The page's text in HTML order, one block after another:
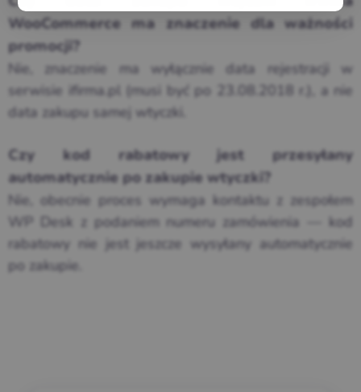
WooCommerce ma znaczenie dla ważności
promocji?
Nie, znaczenie ma wyłącznie data rejestracji w
serwisie ifirma.pl (musi być po 23.08.2018 r.), a nie
data zakupu samej wtyczki.
Czy kod rabatowy jest przesyłany
automatycznie po zakupie wtyczki?
Nie, obecnie proces wymaga kontaktu z zespołem
WP Desk z podaniem numeru zamówienia — kod
rabatowy nie jest jeszcze wysyłany automatycznie
po zakupie.